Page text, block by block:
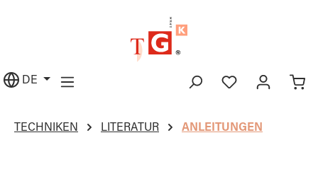
DE
TECHNIKEN LITERATUR ANLEITUNGEN